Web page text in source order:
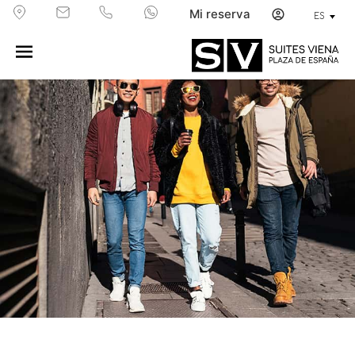
Mi reserva ES